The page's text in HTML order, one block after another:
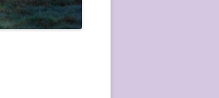
FESTIVAL 2017-PHOTOS ET
VIDÉOS